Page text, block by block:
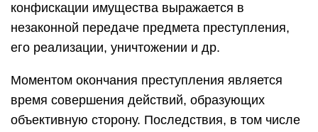
конфискации имущества выражается в
незаконной передаче предмета преступления,
его реализации, уничтожении и др.
Моментом окончания преступления является
время совершения действий, образующих
объективную сторону. Последствия, в том числе